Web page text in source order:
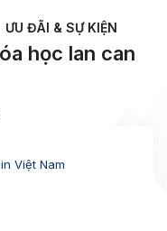
ƯU ĐÃI & SỰ KIỆN
học lan can
Việt Nam